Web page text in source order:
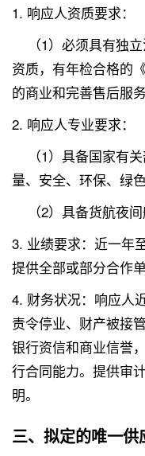
1. 响应人资质要求：
（1）必须具有独
资质，有年检合格的
的商业和完善售后服务
2. 响应人专业要求：
（1）具备国家有
量、安全、环保、绿
（2）具备货航夜间
3. 业绩要求：近一年
提供全部或部分合作
4. 财务状况：响应人
责令停业、财产被接
银行资信和商业信誉
行合同能力。提供审
明。
三、拟定的唯一供